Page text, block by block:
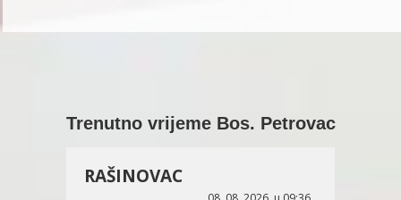
Trenutno vrijeme Bos. Petrovac